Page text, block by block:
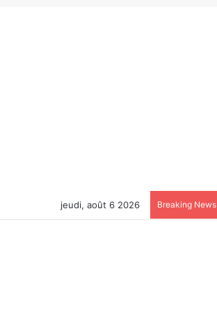
jeudi, août 6 2026 Breaking News